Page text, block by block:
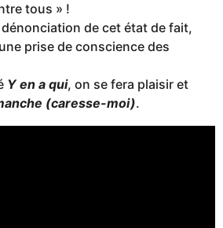
tous » !
dénonciation de cet état de fait,
prise de conscience des
Y en a qui, on se fera plaisir et
(caresse-moi).